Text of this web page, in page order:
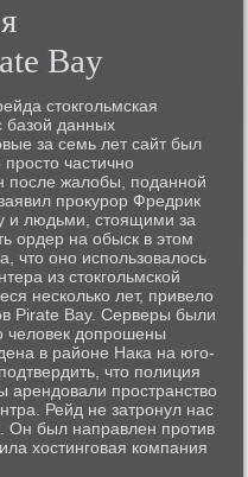
Bay
стокгольмская
базой данных
за семь лет сайт был
частично
после жалобы, поданной
прокурор Фредрик
и людьми, стоящими за
ордер на обыск в этом
что оно использовалось
из стокгольмской
несколько лет, привело
Pirate Bay. Серверы были
человек допрошены
в районе Нака на юго-
что полиция
арендовали пространство
Рейд не затронул нас
Он был направлен против
хостинговая компания